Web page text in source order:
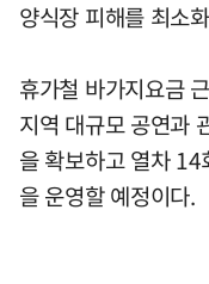
양식장 피해를 최소
휴가철 바가지요금
지역 대규모 공연과
을 확보하고 열차
을 운영할 예정이다.